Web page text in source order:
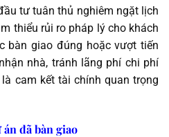
tư tuân thủ nghiêm ngặt lịch
thiểu rủi ro pháp lý cho khách
bàn giao đúng hoặc vượt tiến
nhà, tránh lãng phí chi phí
cam kết tài chính quan trọng
đã bàn giao